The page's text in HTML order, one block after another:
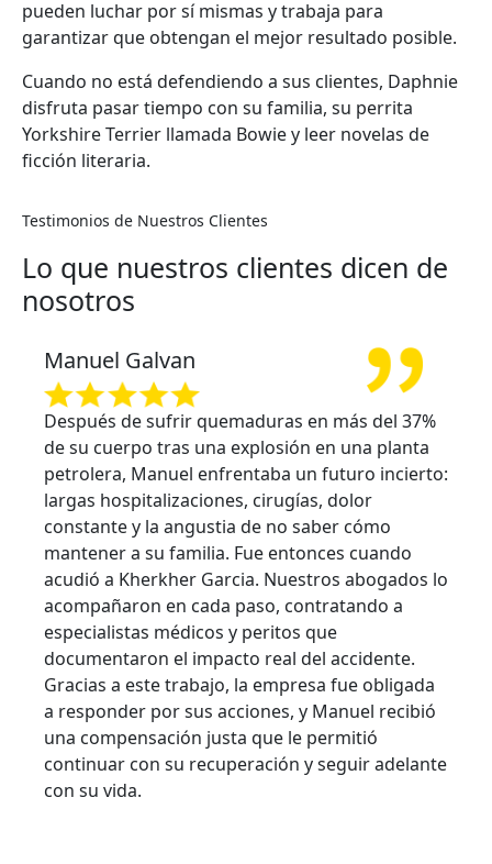
pueden luchar por sí mismas y trabaja para
garantizar que obtengan el mejor resultado posible.
Cuando no está defendiendo a sus clientes, Daphnie
disfruta pasar tiempo con su familia, su perrita
Yorkshire Terrier llamada Bowie y leer novelas de
ficción literaria.
Testimonios de Nuestros Clientes
Lo que nuestros clientes dicen de
nosotros
Manuel Galvan
Después de sufrir quemaduras en más del 37%
de su cuerpo tras una explosión en una planta
petrolera, Manuel enfrentaba un futuro incierto:
largas hospitalizaciones, cirugías, dolor
constante y la angustia de no saber cómo
mantener a su familia. Fue entonces cuando
acudió a Kherkher Garcia. Nuestros abogados lo
acompañaron en cada paso, contratando a
especialistas médicos y peritos que
documentaron el impacto real del accidente.
Gracias a este trabajo, la empresa fue obligada
a responder por sus acciones, y Manuel recibió
una compensación justa que le permitió
continuar con su recuperación y seguir adelante
con su vida.